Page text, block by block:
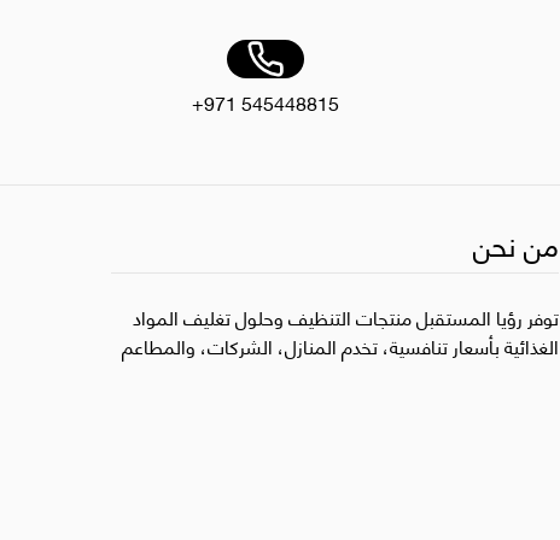
+971 545448815
من نحن
توفر رؤيا المستقبل منتجات التنظيف وحلول تغليف المواد
الغذائية بأسعار تنافسية، تخدم المنازل، الشركات، والمطاعم